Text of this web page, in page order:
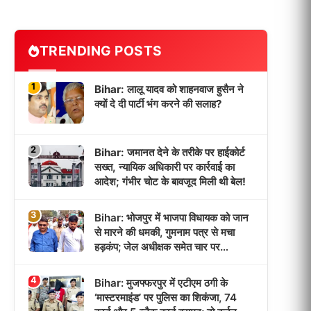
TRENDING POSTS
1
Bihar: लालू यादव को शाहनवाज हुसैन ने
क्यों दे दी पार्टी भंग करने की सलाह?
2
Bihar: जमानत देने के तरीके पर हाईकोर्ट
सख्त, न्यायिक अधिकारी पर कार्रवाई का
आदेश; गंभीर चोट के बावजूद मिली थी बेल!
3
Bihar: भोजपुर में भाजपा विधायक को जान
से मारने की धमकी, गुमनाम पत्र से मचा
हड़कंप; जेल अधीक्षक समेत चार पर
4
Bihar: मुजफ्फरपुर में एटीएम ठगी के
‘मास्टरमाइंड’ पर पुलिस का शिकंजा, 74